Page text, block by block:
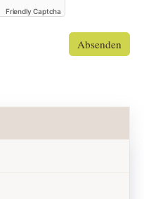
Friendly Captcha
Absenden